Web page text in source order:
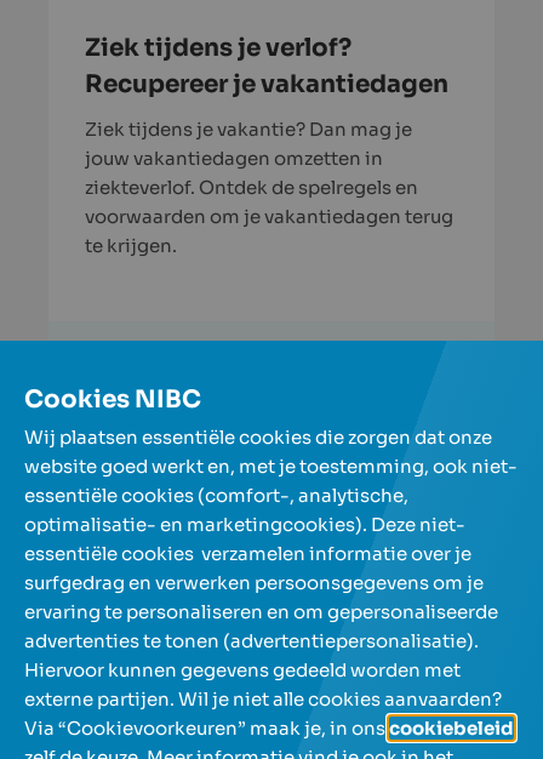
Ziek tijdens je verlof?
Recupereer je vakantiedagen
Ziek tijdens je vakantie? Dan mag je
jouw vakantiedagen omzetten in
ziekteverlof. Ontdek de spelregels en
voorwaarden om je vakantiedagen terug
te krijgen.
Meer artikels
Onze spaarrekeningen
Over NIBC
Help en contact
Cookies NIBC
Wij plaatsen essentiële cookies die zorgen dat onze
website goed werkt en, met je toestemming, ook niet-
essentiële cookies (comfort-, analytische,
optimalisatie- en marketingcookies). Deze niet-
essentiële cookies verzamelen informatie over je
surfgedrag en verwerken persoonsgegevens om je
ervaring te personaliseren en om gepersonaliseerde
advertenties te tonen (advertentiepersonalisatie).
Hiervoor kunnen gegevens gedeeld worden met
externe partijen. Wil je niet alle cookies aanvaarden?
Via “Cookievoorkeuren” maak je, in onscookiebeleid